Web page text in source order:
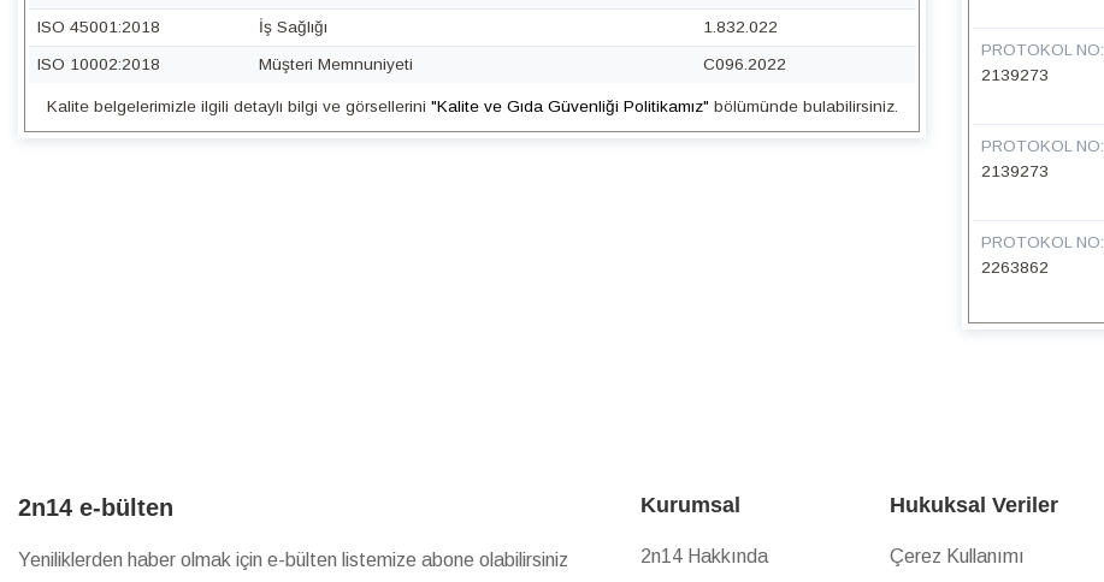
PROTOKOL NO:
2139273
PROTOKOL NO:
2139273
PROTOKOL NO:
2263862
ISO 45001:2018 İş Sağlığı 1.832.022
ISO 10002:2018 Müşteri Memnuniyeti C096.2022
Kalite belgelerimizle ilgili detaylı bilgi ve görsellerini "Kalite ve Gıda Güvenliği Politikamız" bölümünde bulabilirsiniz.
2n14 e-bülten
Yeniliklerden haber olmak için e-bülten listemize abone olabilirsiniz
Kurumsal
2n14 Hakkında
Hukuksal Veriler
Çerez Kullanımı